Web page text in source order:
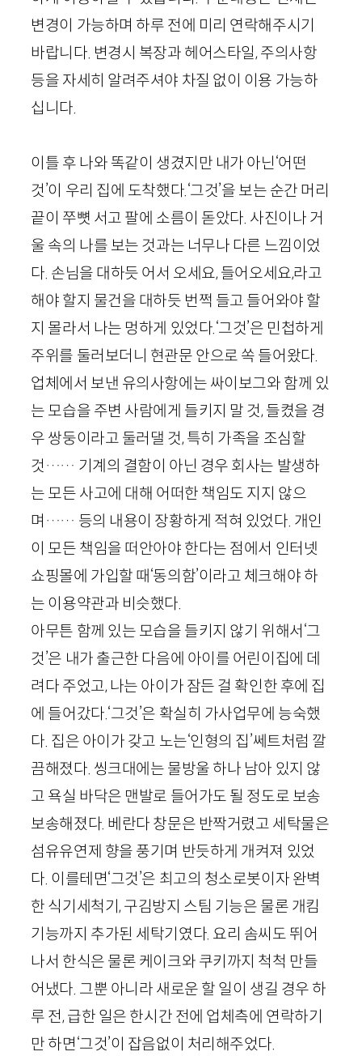
변경이 가능하며 하루 전에 미리 연락해주시기
바랍니다. 변경시 복장과 헤어스타일, 주의사항
등을 자세히 알려주셔야 차질 없이 이용 가능하
십니다.
이틀 후 나와 똑같이 생겼지만 내가 아닌‘어떤
것’이 우리 집에 도착했다.‘그것’을 보는 순간 머리
끝이 쭈뼛 서고 팔에 소름이 돋았다. 사진이나 거
울 속의 나를 보는 것과는 너무나 다른 느낌이었
다. 손님을 대하듯 어서 오세요, 들어오세요,라고
해야 할지 물건을 대하듯 번쩍 들고 들어와야 할
지 몰라서 나는 멍하게 있었다.‘그것’은 민첩하게
주위를 둘러보더니 현관문 안으로 쏙 들어왔다.
업체에서 보낸 유의사항에는 싸이보그와 함께 있
는 모습을 주변 사람에게 들키지 말 것, 들켰을 경
우 쌍둥이라고 둘러댈 것, 특히 가족을 조심할
것…… 기계의 결함이 아닌 경우 회사는 발생하
는 모든 사고에 대해 어떠한 책임도 지지 않으
며…… 등의 내용이 장황하게 적혀 있었다. 개인
이 모든 책임을 떠안아야 한다는 점에서 인터넷
쇼핑몰에 가입할 때‘동의함’이라고 체크해야 하
는 이용약관과 비슷했다.
아무튼 함께 있는 모습을 들키지 않기 위해서‘그
것’은 내가 출근한 다음에 아이를 어린이집에 데
려다 주었고, 나는 아이가 잠든 걸 확인한 후에 집
에 들어갔다.‘그것’은 확실히 가사업무에 능숙했
다. 집은 아이가 갖고 노는‘인형의 집’쎄트처럼 깔
끔해졌다. 씽크대에는 물방울 하나 남아 있지 않
고 욕실 바닥은 맨발로 들어가도 될 정도로 보송
보송해졌다. 베란다 창문은 반짝거렸고 세탁물은
섬유유연제 향을 풍기며 반듯하게 개켜져 있었
다. 이를테면‘그것’은 최고의 청소로봇이자 완벽
한 식기세척기, 구김방지 스팀 기능은 물론 개킴
기능까지 추가된 세탁기였다. 요리 솜씨도 뛰어
나서 한식은 물론 케이크와 쿠키까지 척척 만들
어냈다. 그뿐 아니라 새로운 할 일이 생길 경우 하
루 전, 급한 일은 한시간 전에 업체측에 연락하기
만 하면‘그것’이 잡음없이 처리해주었다.